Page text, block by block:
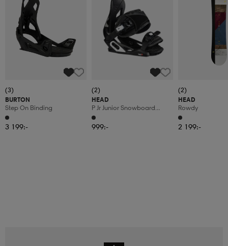
(3)
BURTON
Step On Binding
3 199:-
(2)
HEAD
P Jr Junior Snowboard
Binding
999:-
(2)
HEAD
Rowdy
2 199:-